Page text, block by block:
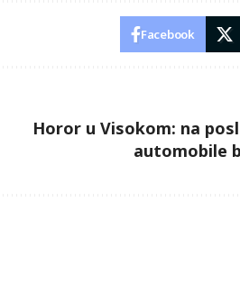
Facebook
Horor u Visokom: na
automobile